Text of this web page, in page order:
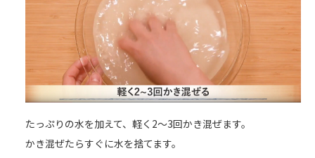
たっぷりの水を加えて、軽く2～3回かき混ぜます。
かき混ぜたらすぐに水を捨てます。